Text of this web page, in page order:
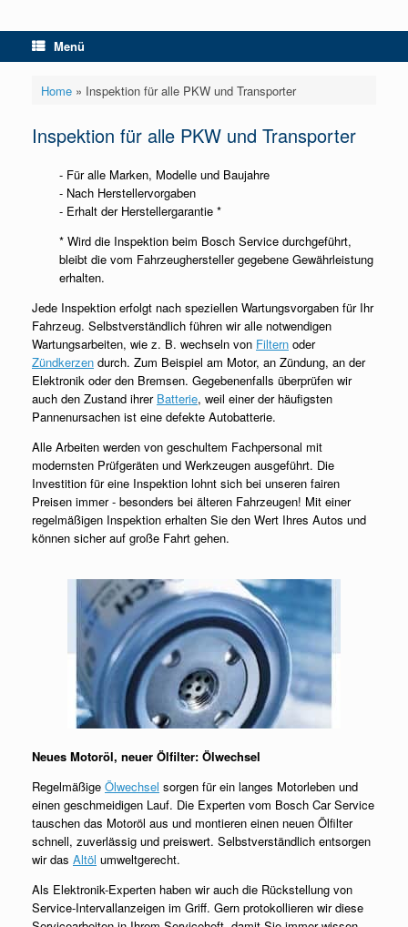
Menü
Home» Inspektion für alle PKW und Transporter
Inspektion für alle PKW und Transporter
- Für alle Marken, Modelle und Baujahre
- Nach Herstellervorgaben
- Erhalt der Herstellergarantie *
* Wird die Inspektion beim Bosch Service durchgeführt,
bleibt die vom Fahrzeughersteller gegebene Gewährleistung
erhalten.
Jede Inspektion erfolgt nach speziellen Wartungsvorgaben für Ihr
Fahrzeug. Selbstverständlich führen wir alle notwendigen
Wartungsarbeiten, wie z. B. wechseln von Filtern oder
Zündkerzen durch. Zum Beispiel am Motor, an Zündung, an der
Elektronik oder den Bremsen. Gegebenenfalls überprüfen wir
auch den Zustand ihrer Batterie, weil einer der häufigsten
Pannenursachen ist eine defekte Autobatterie.
Alle Arbeiten werden von geschultem Fachpersonal mit
modernsten Prüfgeräten und Werkzeugen ausgeführt. Die
Investition für eine Inspektion lohnt sich bei unseren fairen
Preisen immer - besonders bei älteren Fahrzeugen! Mit einer
regelmäßigen Inspektion erhalten Sie den Wert Ihres Autos und
können sicher auf große Fahrt gehen.
Neues Motoröl, neuer Ölfilter: Ölwechsel
Regelmäßige Ölwechsel sorgen für ein langes Motorleben und
einen geschmeidigen Lauf. Die Experten vom Bosch Car Service
tauschen das Motoröl aus und montieren einen neuen Ölfilter
schnell, zuverlässig und preiswert. Selbstverständlich entsorgen
wir das Altöl umweltgerecht.
Als Elektronik-Experten haben wir auch die Rückstellung von
Service-Intervallanzeigen im Griff. Gern protokollieren wir diese